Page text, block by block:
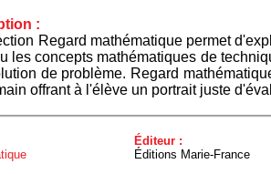
:
Regard mathématique permet
les concepts mathématiques de
de problème. Regard
offrant à l'élève un portrait juste
Éditeur :
Éditions Marie-France